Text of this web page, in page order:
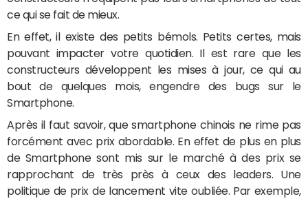
ce qui se fait de mieux.
En effet, il existe des petits bémols. Petits certes, mais
pouvant impacter votre quotidien. Il est rare que les
constructeurs développent les mises à jour, ce qui au
bout de quelques mois, engendre des bugs sur le
Smartphone.
Après il faut savoir, que smartphone chinois ne rime pas
forcément avec prix abordable. En effet de plus en plus
de Smartphone sont mis sur le marché à des prix se
rapprochant de très près à ceux des leaders. Une
politique de prix de lancement vite oubliée. Par exemple,